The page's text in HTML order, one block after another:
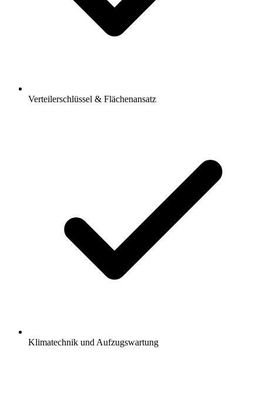
Verteilerschlüssel & Flächenansatz
Klimatechnik und Aufzugswartung